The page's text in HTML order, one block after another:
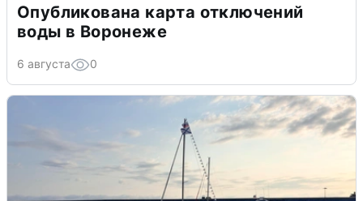
Опубликована карта отключений
воды в Воронеже
6 августа 0